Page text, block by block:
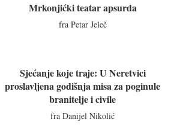
Mrkonjićki teatar apsurda
fra Petar Jeleč
Sjećanje koje traje: U Neretvici
proslavljena godišnja misa za poginule
branitelje i civile
fra Danijel Nikolić